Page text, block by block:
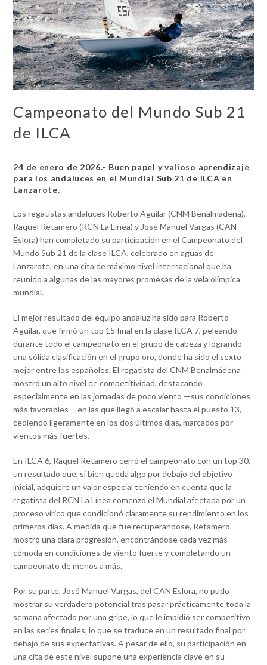
Campeonato del Mundo Sub 21
de ILCA
24 de enero de 2026.- Buen papel y valioso aprendizaje
para los andaluces en el Mundial Sub 21 de ILCA en
Lanzarote.
Los regatistas andaluces Roberto Aguilar (CNM Benalmádena),
Raquel Retamero (RCN La Línea) y José Manuel Vargas (CAN
Eslora) han completado su participación en el Campeonato del
Mundo Sub 21 de la clase ILCA, celebrado en aguas de
Lanzarote, en una cita de máximo nivel internacional que ha
reunido a algunas de las mayores promesas de la vela olímpica
mundial.
El mejor resultado del equipo andaluz ha sido para Roberto
Aguilar, que firmó un top 15 final en la clase ILCA 7, peleando
durante todo el campeonato en el grupo de cabeza y logrando
una sólida clasificación en el grupo oro, donde ha sido el sexto
mejor entre los españoles. El regatista del CNM Benalmádena
mostró un alto nivel de competitividad, destacando
especialmente en las jornadas de poco viento —sus condiciones
más favorables— en las que llegó a escalar hasta el puesto 13,
cediendo ligeramente en los dos últimos días, marcados por
vientos más fuertes.
En ILCA 6, Raquel Retamero cerró el campeonato con un top 30,
un resultado que, si bien queda algo por debajo del objetivo
inicial, adquiere un valor especial teniendo en cuenta que la
regatista del RCN La Línea comenzó el Mundial afectada por un
proceso vírico que condicionó claramente su rendimiento en los
primeros días. A medida que fue recuperándose, Retamero
mostró una clara progresión, encontrándose cada vez más
cómoda en condiciones de viento fuerte y completando un
campeonato de menos a más.
Por su parte, José Manuel Vargas, del CAN Eslora, no pudo
mostrar su verdadero potencial tras pasar prácticamente toda la
semana afectado por una gripe, lo que le impidió ser competitivo
en las series finales, lo que se traduce en un resultado final por
debajo de sus expectativas. A pesar de ello, su participación en
una cita de este nivel supone una experiencia clave en su